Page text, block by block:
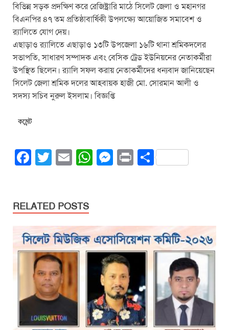
বিভিন্ন সড়ক প্রদক্ষিণ করে রেজিষ্ট্রারি মাঠে সিলেট জেলা ও মহানগর
বিএনপির ৪৭ তম প্রতিষ্ঠাবার্ষিকী উপলক্ষ্যে আয়োজিত সমাবেশ ও
র‌্যালিতে যোগ দেয়।
এছাড়াও র‌্যালিতে এছাড়াও ১৩টি উপজেলা ১৬টি থানা শ্রমিকদলের
সভাপতি, সাধারণ সম্পাদক এবং বেসিক ট্রেড ইউনিয়নের নেতাকর্মীরা
উপস্থিত ছিলেন। র‌্যালি সফল করায় নেতাকর্মীদের ধন্যবাদ জানিয়েছেন
সিলেট জেলা শ্রমিক দলের আহবায়ক হাজী মো. সোরমান আলী ও
সদস্য সচিব নুরুল ইসলাম। বিজ্ঞপ্তি
কমেন্ট
F
e
b
o
o
k
T
er
E
W
A
p
p
M
n
g
er
Pr S
RELATED POSTS